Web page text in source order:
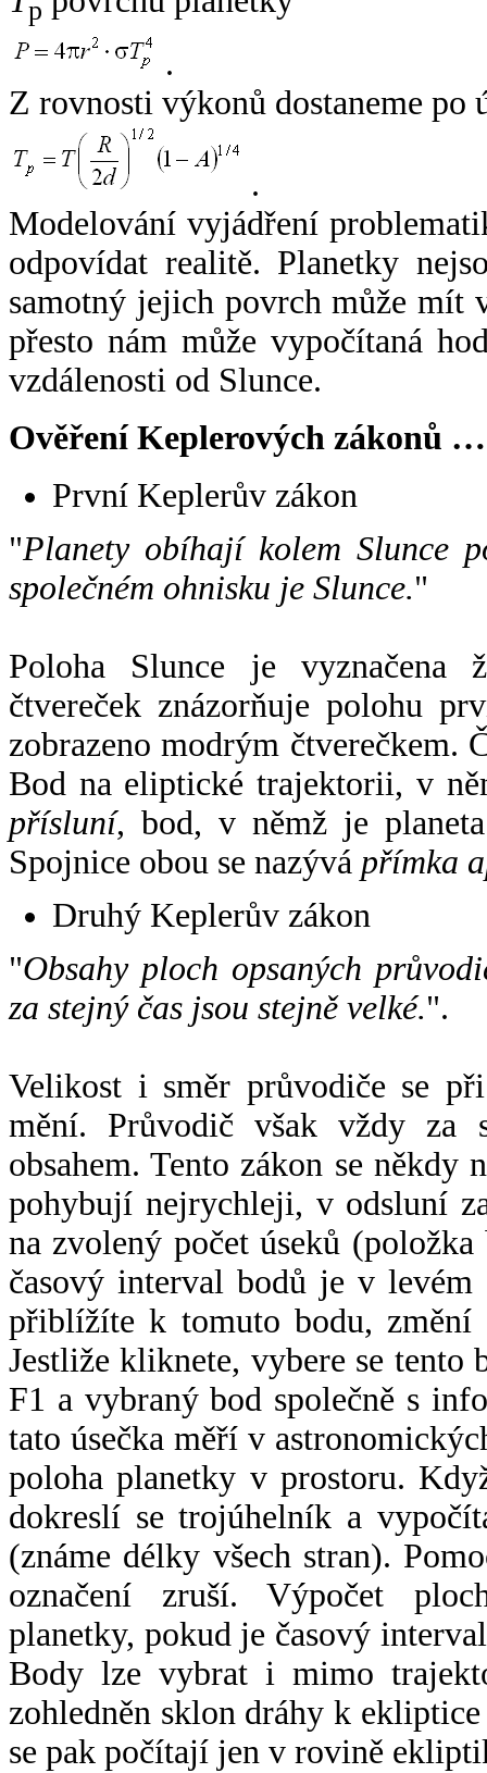
p
.
Z rovnosti výkonů dostaneme po
.
Modelování vyjádření
odpovídat realitě. Planetky
samotný jejich povrch může mít
přesto nám může vypočítaná
vzdálenosti od Slunce.
Ověření Keplerových zákonů …
První Keplerův zákon
"Planety obíhají kolem Slunce
společném ohnisku je Slunce."
Poloha Slunce je vyznačena
čtvereček znázorňuje polohu
zobrazeno modrým čtverečkem.
Bod na eliptické trajektorii, v
přísluní, bod, v němž je
Spojnice obou se nazývá přímka
Druhý Keplerův zákon
"Obsahy ploch opsaných
za stejný čas jsou stejně velké.".
Velikost i směr průvodiče se
mění. Průvodič však vždy za
obsahem. Tento zákon se někdy
pohybují nejrychleji, v odsluní
na zvolený počet úseků
časový interval bodů je v
přiblížíte k tomuto bodu,
Jestliže kliknete, vybere se tento
F1 a vybraný bod společně s
tato úsečka měří v
poloha planetky v prostoru.
dokreslí se trojúhelník a
(známe délky všech stran).
označení zruší. Výpočet
planetky, pokud je časový
Body lze vybrat i mimo
zohledněn sklon dráhy k
se pak počítají jen v rovině